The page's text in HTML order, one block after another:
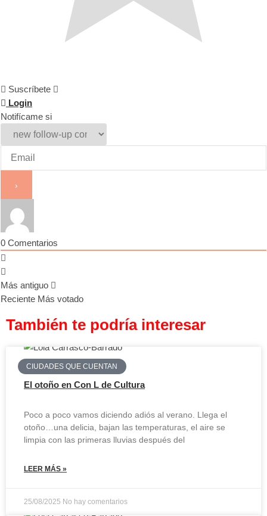
Suscríbete
Login
Notifícame si
0 Comentarios
Más antiguo
Reciente Más votado
También te podría interesar
CIUDADES QUE CUENTAN
El otoño en Con L de Cultura
Poco a poco vamos diciendo adiós al verano. Llega el
otoño…una delicia, bajan las temperaturas, el aire se
limpia con las primeras lluvias después del
LEER MÁS »
25/08/2025 No hay comentarios